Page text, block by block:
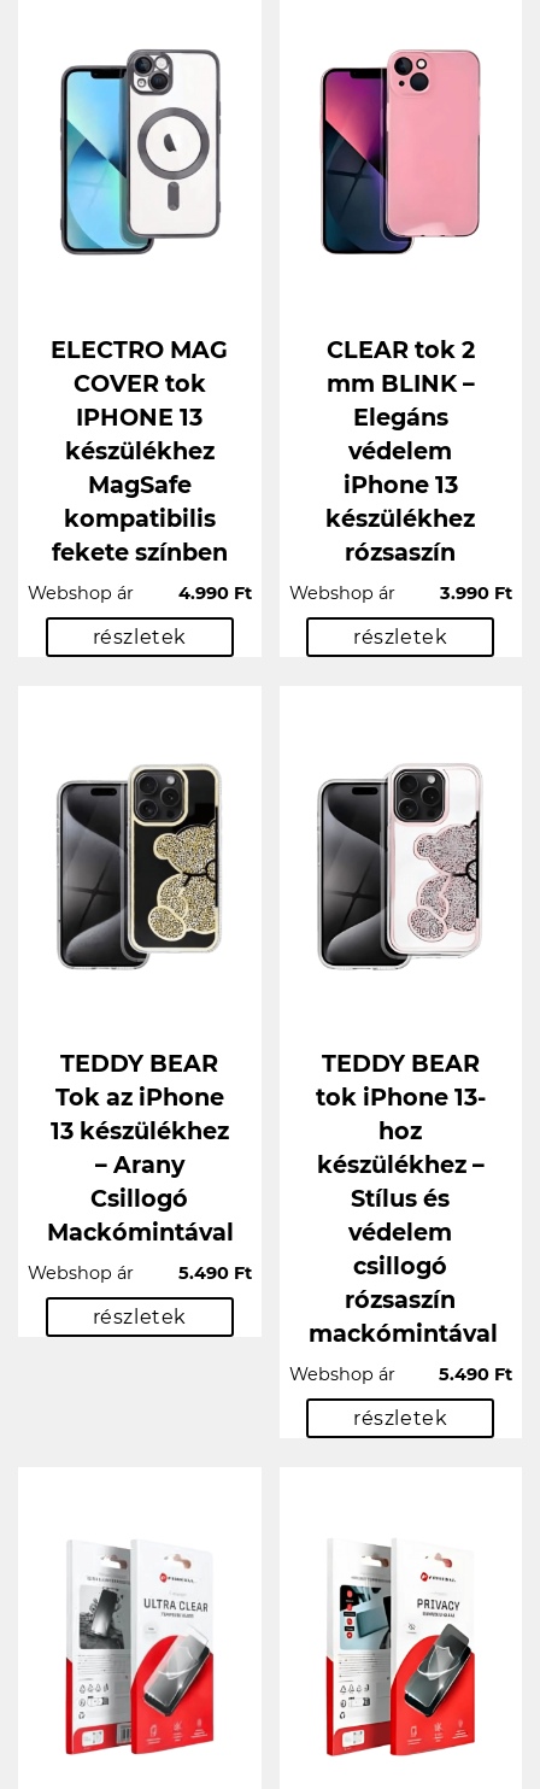
ELECTRO MAG
COVER tok
IPHONE 13
készülékhez
MagSafe
kompatibilis
fekete színben
Webshop ár 4.990 Ft
részletek
CLEAR tok 2
mm BLINK –
Elegáns
védelem
iPhone 13
készülékhez
rózsaszín
Webshop ár 3.990 Ft
részletek
TEDDY BEAR
Tok az iPhone
13 készülékhez
– Arany
Csillogó
Mackómintával
Webshop ár 5.490 Ft
részletek
TEDDY BEAR
tok iPhone 13-
hoz
készülékhez –
Stílus és
védelem
csillogó
rózsaszín
mackómintával
Webshop ár 5.490 Ft
részletek